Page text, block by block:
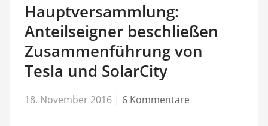
Hauptversammlung:
Anteilseigner beschließen
Zusammenführung von
Tesla und SolarCity
18. November 2016 | 6 Kommentare